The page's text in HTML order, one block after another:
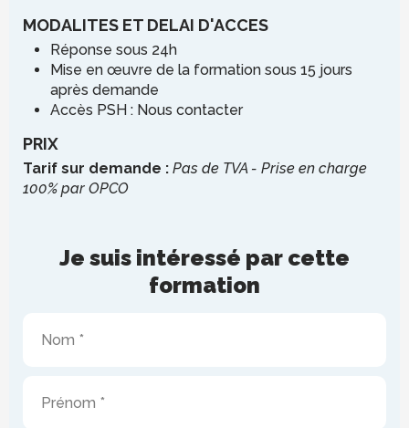
MODALITES ET DELAI D'ACCES
Réponse sous 24h
Mise en œuvre de la formation sous 15 jours
après demande
Accès PSH : Nous contacter
PRIX
Tarif sur demande : Pas de TVA - Prise en charge
100% par OPCO
Je suis intéressé par cette
formation